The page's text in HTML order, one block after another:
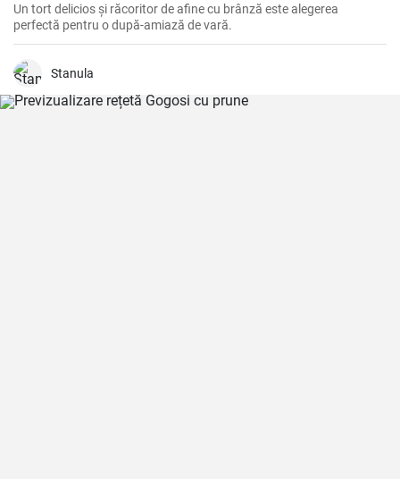
Un tort delicios și răcoritor de afine cu brânză este alegerea
perfectă pentru o după-amiază de vară.
Stanula